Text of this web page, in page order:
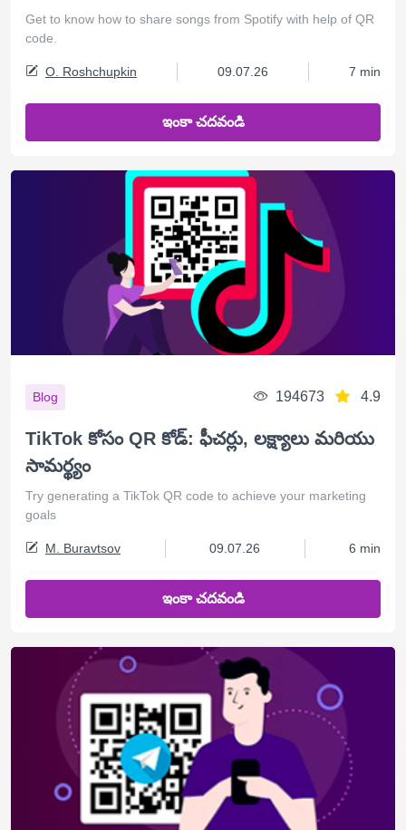
Get to know how to share songs from Spotify with help of QR
code.
O. Roshchupkin 09.07.26 7 min
ఇంకా చదవండి
Blog 194673 4.9
TikTok కోసం QR కోడ్: ఫీచర్లు, లక్ష్యాలు మరియు
సామర్థ్యం
Try generating a TikTok QR code to achieve your marketing
goals
M. Buravtsov 09.07.26 6 min
ఇంకా చదవండి